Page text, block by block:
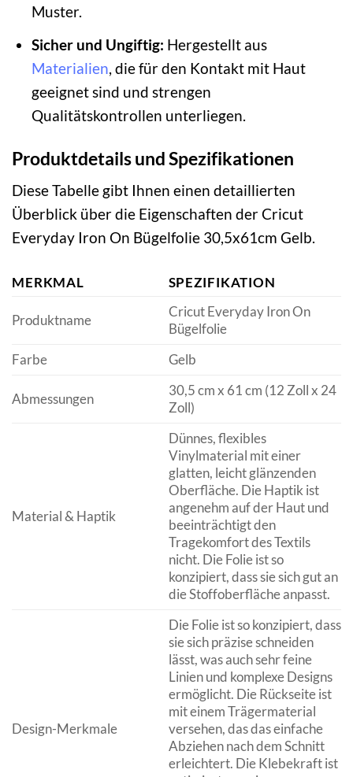
Muster.
Sicher und Ungiftig: Hergestellt aus
Materialien , die für den Kontakt mit Haut
geeignet sind und strengen
Qualitätskontrollen unterliegen.
Produktdetails und Spezifikationen
Diese Tabelle gibt Ihnen einen detaillierten
Überblick über die Eigenschaften der Cricut
Everyday Iron On Bügelfolie 30,5x61cm Gelb.
MERKMAL SPEZIFIKATION
Produktname
Cricut Everyday Iron On
Bügelfolie
Farbe
Gelb
Abmessungen
30,5 cm x 61 cm (12 Zoll x 24
Zoll)
Material & Haptik
Dünnes, flexibles
Vinylmaterial mit einer
glatten, leicht glänzenden
Oberfläche. Die Haptik ist
angenehm auf der Haut und
beeinträchtigt den
Tragekomfort des Textils
nicht. Die Folie ist so
konzipiert, dass sie sich gut an
die Stoffoberfläche anpasst.
Design-Merkmale
Die Folie ist so konzipiert, dass
sie sich präzise schneiden
lässt, was auch sehr feine
Linien und komplexe Designs
ermöglicht. Die Rückseite ist
mit einem Trägermaterial
versehen, das das einfache
Abziehen nach dem Schnitt
erleichtert. Die Klebekraft ist